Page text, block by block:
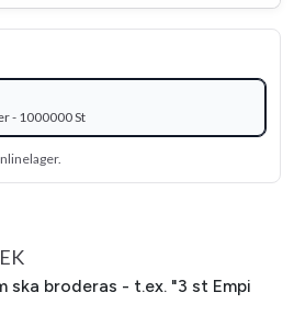
- 1000000 St
broderas - t.ex. "3 st Empi